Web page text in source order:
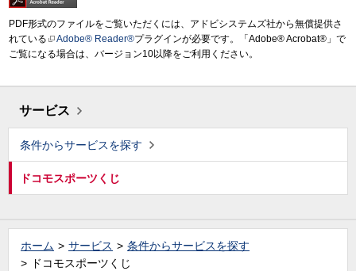
PDF形式のファイルをご覧いただくには、アドビシステムズ社から無償提供さ
れている
Adobe® Reader®プラグインが必要です。「Adobe® Acrobat®」で
ご覧になる場合は、バージョン10以降をご利用ください。
サービス
条件からサービスを探す
ドコモスポーツくじ
ホーム サービス
条件からサービスを探す
ドコモスポーツくじ